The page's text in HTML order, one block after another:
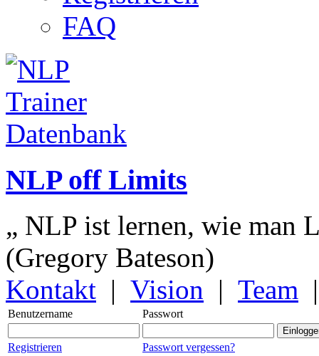
FAQ
NLP off Limits
„ NLP ist lernen, wie man
(Gregory Bateson)
Kontakt | Vision | Team
Benutzername Passwort
Registrieren Passwort vergessen?